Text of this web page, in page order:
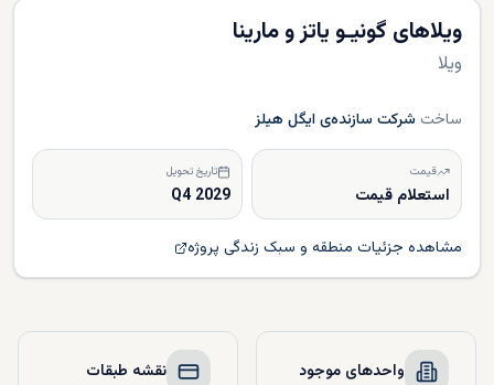
ویلاهای گونیـو یاتز و مارینا
ویلا
ساخت شرکت سازنده‌ی ایگل هیلز
قیمت
استعلام قیمت
تاریخ تحویل
Q4 2029
مشاهده جزئیات منطقه و سبک زندگی پروژه
واحدهای موجود نقشه طبقات